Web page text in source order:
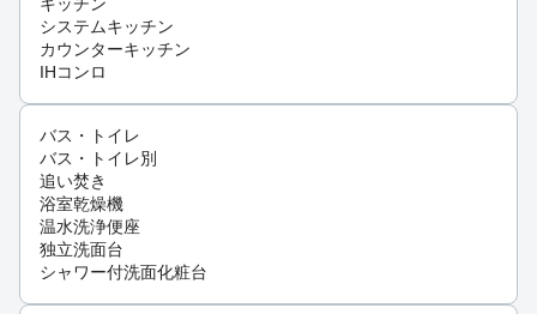
キッチン
システムキッチン
カウンターキッチン
IHコンロ
バス・トイレ
バス・トイレ別
追い焚き
浴室乾燥機
温水洗浄便座
独立洗面台
シャワー付洗面化粧台